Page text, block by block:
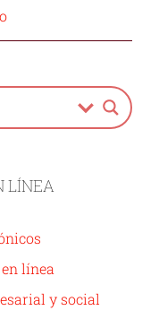
LÍNEA
línea
y social